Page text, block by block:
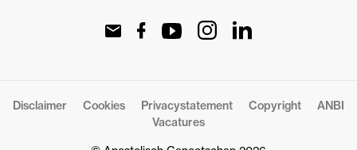
Disclaimer Cookies Privacystatement Copyright
ANBI
Vacatures